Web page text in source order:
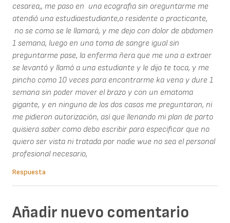
cesarea,, me paso en una ecografia sin oreguntarme me
atendió una estudiaestudiante,o residente o practicante,
no se como se le llamará, y me dejo con dolor de abdomen
1 semana, luego en una toma de sangre igual sin
preguntarme pase, la enferma ñera que me una a extraer
se levantó y llamó a una estudiante y le dijo te toca, y me
pincho como 10 veces para encontrarme ka vena y dure 1
semana sin poder mover el brazo y con un ematoma
gigante, y en ninguno de los dos casos me preguntaron, ni
me pidieron autorización, así que llenando mi plan de parto
quisiera saber como debo escribir para especificar que no
quiero ser vista ni tratada por nadie wue no sea el personal
profesional necesario,
Respuesta
Añadir nuevo comentario